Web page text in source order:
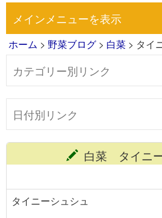
メインメニューを表示
ホーム > 野菜ブログ > 白菜 > タイ
カテゴリー別リンク
日付別リンク
白菜 タイニ
タイニーシュシュ